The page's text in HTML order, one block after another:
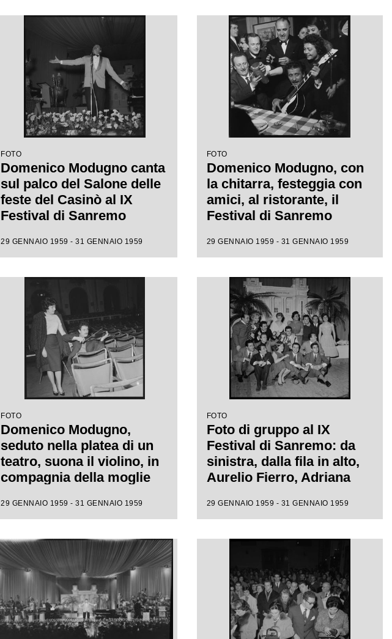
FOTO
Domenico Modugno canta
sul palco del Salone delle
feste del Casinò al IX
Festival di Sanremo
29 GENNAIO 1959 - 31 GENNAIO 1959
FOTO
Domenico Modugno, con
la chitarra, festeggia con
amici, al ristorante, il
Festival di Sanremo
Johnny Dorelli con la
29 GENNAIO 1959 - 31 GENNAIO 1959
FOTO
Domenico Modugno,
seduto nella platea di un
teatro, suona il violino, in
compagnia della moglie
29 GENNAIO 1959 - 31 GENNAIO 1959
FOTO
Foto di gruppo al IX
Festival di Sanremo: da
sinistra, dalla fila in alto,
Aurelio Fierro, Adriana
Modugno, Miranda
Claudio Villa, Natalino
Otto, Tonina Torrielli,
Arturo Testa, Johnny
Dorelli, Anna D'Amico,
Teddy Reno, Gino Latilla,
Achille Togliani, Betty
29 GENNAIO 1959 - 31 GENNAIO 1959